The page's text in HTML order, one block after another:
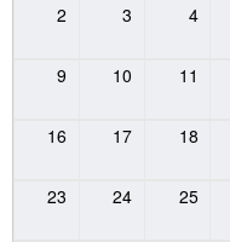
2 3 4
9 10 11
16 17 18
23 24 25